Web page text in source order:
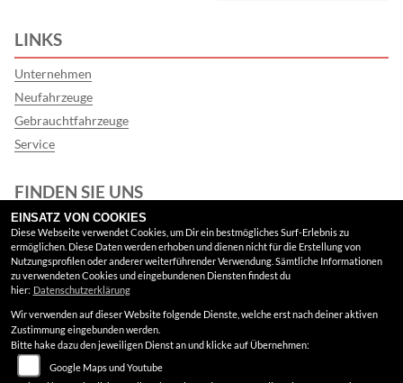
LINKS
Unternehmen
Neufahrzeuge
Gebrauchtfahrzeuge
Service
FINDEN SIE UNS
Google Maps
RECHTLICHES
AGB
Impressum
EINSATZ VON COOKIES
Diese Webseite verwendet Cookies, um Dir ein bestmögliches Surf-Erlebnis zu
ermöglichen. Diese Daten werden erhoben und dienen nicht für die Erstellung von
Nutzungsprofilen oder anderer weiterführender Verwendung. Sämtliche Informationen
zu verwendeten Cookies und eingebundenen Diensten findest du
hier: Datenschutzerklärung
Wir verwenden auf dieser Website folgende Dienste, welche erst nach deiner aktiven
Zustimmung eingebunden werden.
Bitte hake dazu den jeweiligen Dienst an und klicke auf Übernehmen:
Google Maps und Youtube